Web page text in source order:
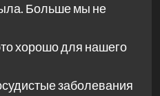
Больше мы не
хорошо для нашего
заболевания